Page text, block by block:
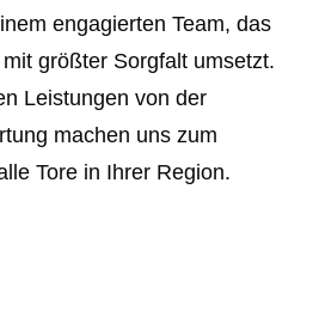
engagierten Team, das
größter Sorgfalt umsetzt.
Leistungen von der
machen uns zum
Tore in Ihrer Region.